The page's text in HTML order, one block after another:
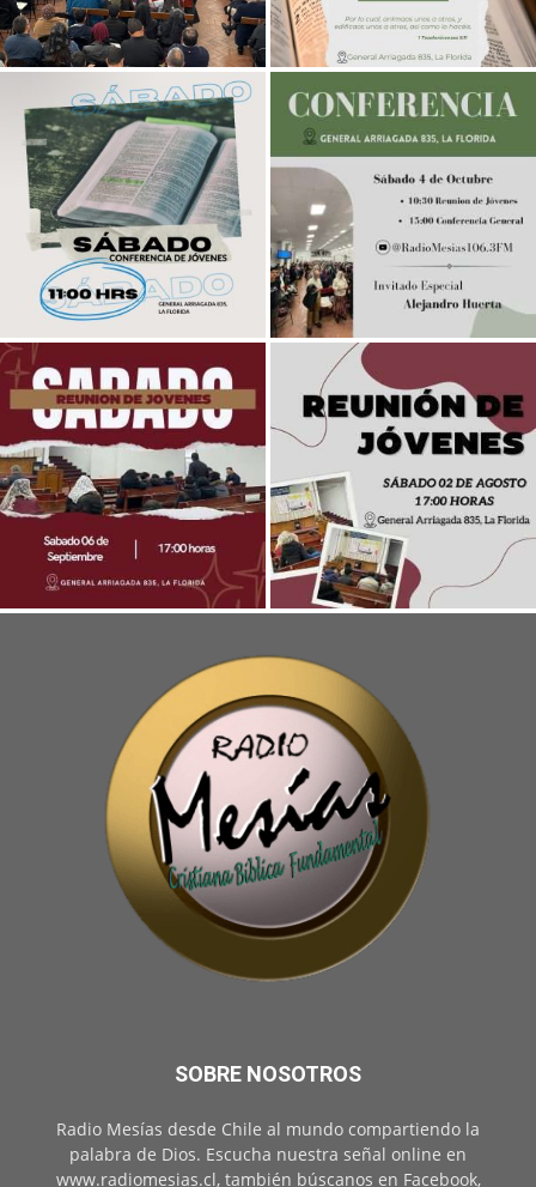
SOBRE NOSOTROS
Radio Mesías desde Chile al mundo compartiendo la
palabra de Dios. Escucha nuestra señal online en
www.radiomesias.cl, también búscanos en Facebook,